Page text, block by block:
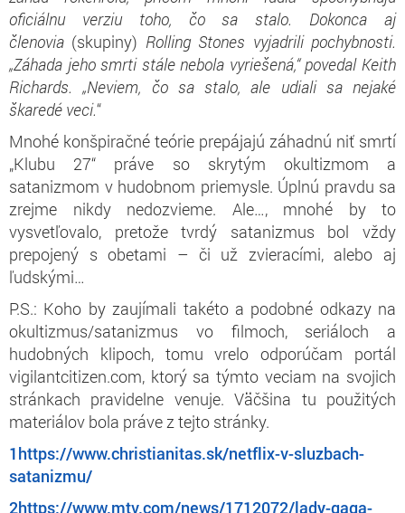
oficiálnu verziu toho, čo sa stalo. Dokonca aj
členovia (skupiny) Rolling Stones vyjadrili pochybnosti.
„Záhada jeho smrti stále nebola vyriešená,“ povedal Keith
Richards. „Neviem, čo sa stalo, ale udiali sa nejaké
škaredé veci.“
Mnohé konšpiračné teórie prepájajú záhadnú niť smrtí
„Klubu 27“ práve so skrytým okultizmom a
satanizmom v hudobnom priemysle. Úplnú pravdu sa
zrejme nikdy nedozvieme. Ale…, mnohé by to
vysvetľovalo, pretože tvrdý satanizmus bol vždy
prepojený s obetami – či už zvieracími, alebo aj
ľudskými…
P.S.: Koho by zaujímali takéto a podobné odkazy na
okultizmus/satanizmus vo filmoch, seriáloch a
hudobných klipoch, tomu vrelo odporúčam portál
vigilantcitizen.com, ktorý sa týmto veciam na svojich
stránkach pravidelne venuje. Väčšina tu použitých
materiálov bola práve z tejto stránky.
1https://www.christianitas.sk/netflix-v-sluzbach-
satanizmu/
2https://www.mtv.com/news/1712072/lady-gaga-